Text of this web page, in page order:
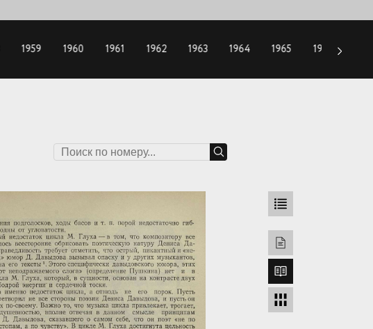
1959 1960 1961 1962 1963 1964 1965 1966